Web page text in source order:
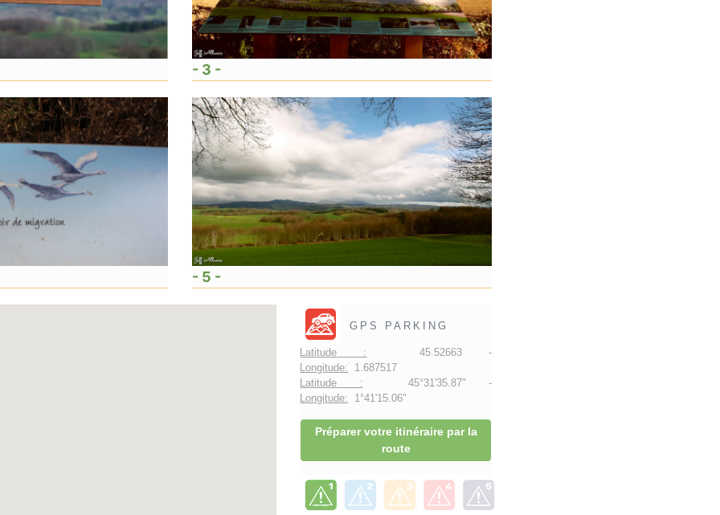
- 3 -
- 5 -
GPS PARKING
Latitude : 45.52663 -
Longitude: 1.687517
Latitude : 45°31'35.87" -
Longitude: 1°41'15.06"
Préparer votre itinéraire par la
route